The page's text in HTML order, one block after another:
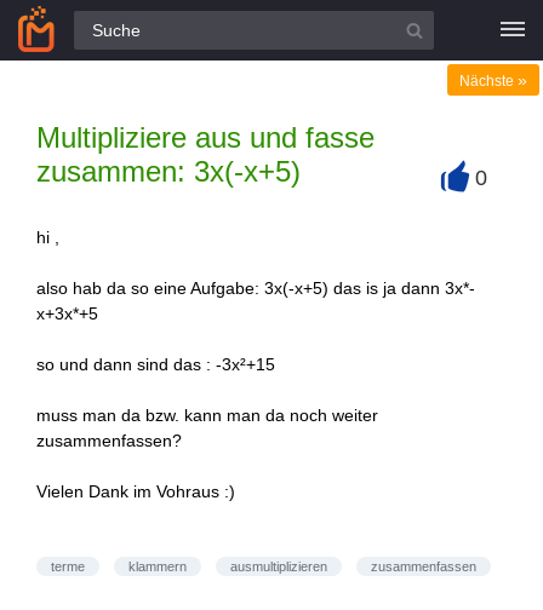
Alle Fragen
Multipliziere aus und fasse
zusammen: 3x(-x+5)
Nächste »
0
hi ,
also hab da so eine Aufgabe: 3x(-x+5) das is ja dann 3x*-
x+3x*+5
so und dann sind das : -3x²+15
muss man da bzw. kann man da noch weiter
zusammenfassen?
Vielen Dank im Vohraus :)
terme klammern ausmultiplizieren zusammenfassen